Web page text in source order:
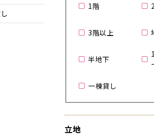
1階
3階以上
半地下
一棟貸し
立地